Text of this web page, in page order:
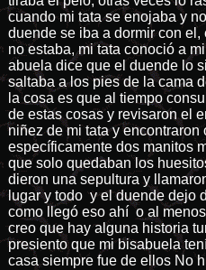
cuando mi tata se enojaba y
duende se iba a dormir con
no estaba, mi tata conoció a
abuela dice que el duende lo
saltaba a los pies de la cama
la cosa es que al tiempo
de estas cosas y revisaron el
niñez de mi tata y encontraron
específicamente dos manitos
que solo quedaban los
dieron una sepultura y
lugar y todo y el duende dejo
como llegó eso ahí o al
creo que hay alguna historia
presiento que mi bisabuela
casa siempre fue de ellos No